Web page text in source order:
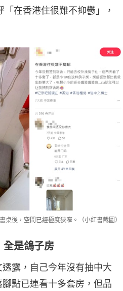
在香港住很難不抑鬱」，
桌後，空間已經極度狹窄。（小紅書截圖）
全是鴿子房
透露，自己今年沒有抽中大
點已連看十多套房，但品